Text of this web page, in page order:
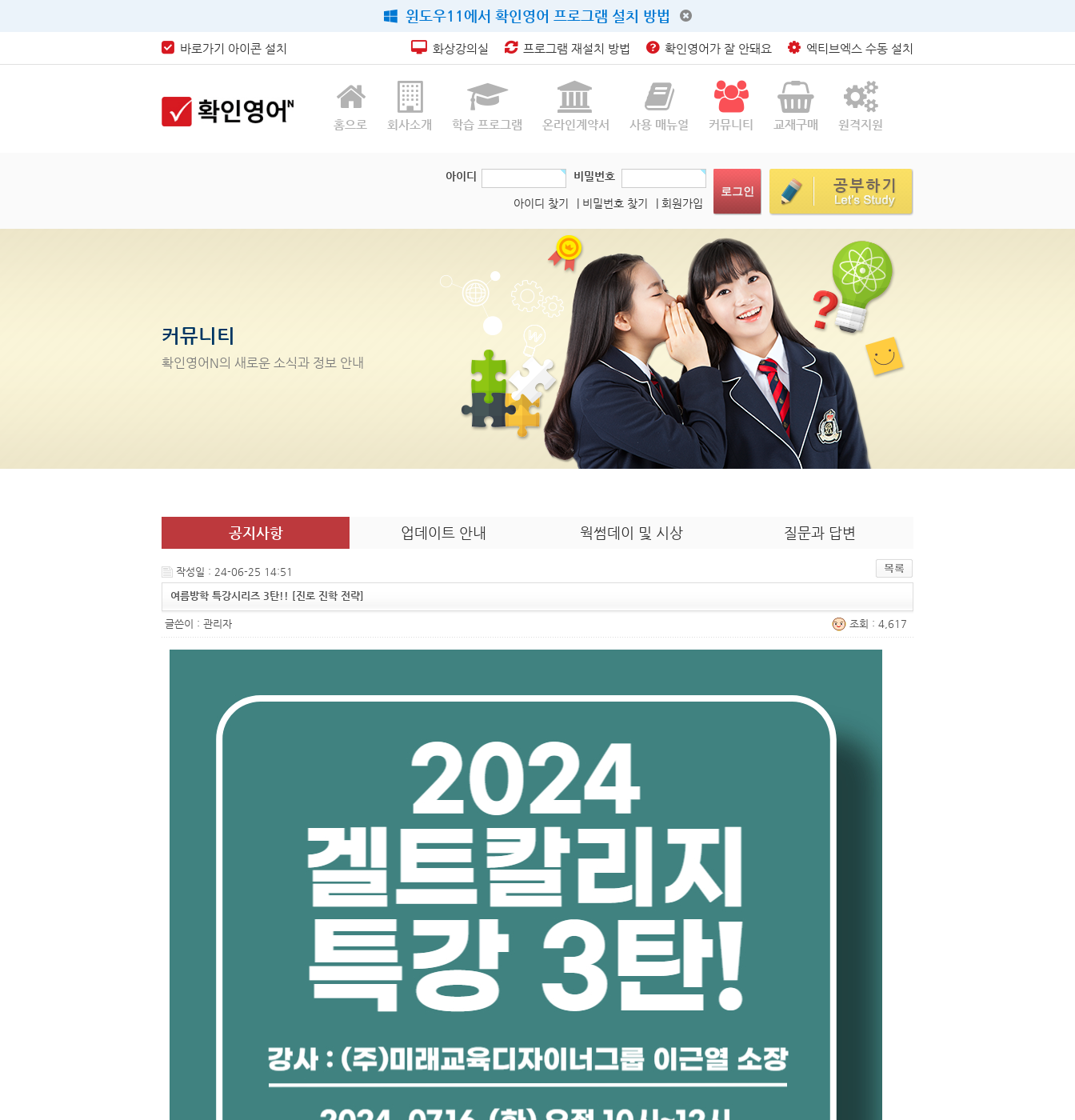
윈도우11에서 확인영어 프로그램 설치 방법
바로가기 아이콘 설치 화상강의실 프로그램 재설치 방법 확인영어가 잘 안돼요 엑티브엑스 수동 설치
홈으로 회사소개 학습 프로그램 온라인계약서 사용 매뉴얼 커뮤니티 교재구매 원격지원
아이디 비밀번호
아이디 찾기 | 비밀번호 찾기 | 회원가입
커뮤니티
확인영어 N의 새로운 소식과 정보 안내
공지사항 업데이트 안내 웍썸데이 및 시상 질문과 답변
작성일 : 24-06-25 14:51
여름방학 특강시리즈 3탄!! [진로 진학 전략]
글쓴이 : 관리자 조회 : 4,617